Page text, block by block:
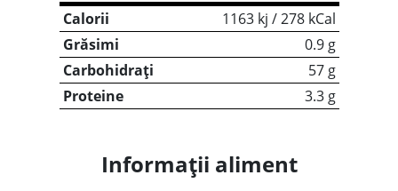
Calorii
1163 kj / 278 kCal
Grăsimi
0.9 g
Carbohidrați
57 g
Proteine
3.3 g
Informații aliment